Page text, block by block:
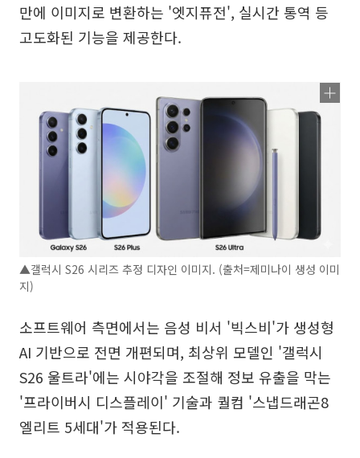
만에 이미지로 변환하는 '엣지퓨전', 실시간 통역 등
고도화된 기능을 제공한다.
▲갤럭시 S26 시리즈 추정 디자인 이미지. (출처=제미나이 생성 이미
지)
소프트웨어 측면에서는 음성 비서 '빅스비'가 생성형
AI 기반으로 전면 개편되며, 최상위 모델인 '갤럭시
S26 울트라'에는 시야각을 조절해 정보 유출을 막는
'프라이버시 디스플레이' 기술과 퀄컴 '스냅드래곤8
엘리트 5세대'가 적용된다.